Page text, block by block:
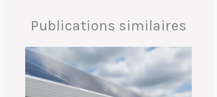
Publications similaires